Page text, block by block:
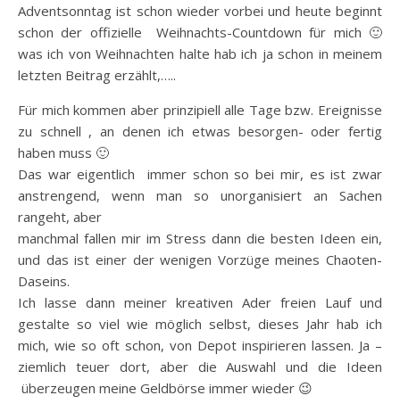
Adventsonntag ist schon wieder vorbei und heute beginnt
schon der offizielle Weihnachts-Countdown für mich 🙂
was ich von Weihnachten halte hab ich ja schon in meinem
letzten Beitrag erzählt,…..
Für mich kommen aber prinzipiell alle Tage bzw. Ereignisse
zu schnell , an denen ich etwas besorgen- oder fertig
haben muss 🙂
Das war eigentlich immer schon so bei mir, es ist zwar
anstrengend, wenn man so unorganisiert an Sachen
rangeht, aber
manchmal fallen mir im Stress dann die besten Ideen ein,
und das ist einer der wenigen Vorzüge meines Chaoten-
Daseins.
Ich lasse dann meiner kreativen Ader freien Lauf und
gestalte so viel wie möglich selbst, dieses Jahr hab ich
mich, wie so oft schon, von Depot inspirieren lassen. Ja –
ziemlich teuer dort, aber die Auswahl und die Ideen
überzeugen meine Geldbörse immer wieder 😉